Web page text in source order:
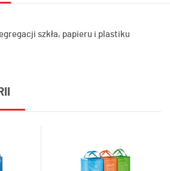
szkła, papieru i plastiku